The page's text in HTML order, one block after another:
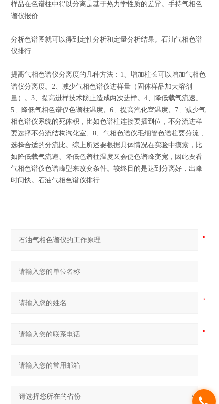
样品在色谱柱中得以分离是基于热力学性质的差异。手持气相色
谱仪报价
分析色谱图就可以得到定性分析和定量分析结果。石油气相色谱
仪排行
提高气相色谱仪分离度的几种方法：1、增加柱长可以增加气相色
谱仪分离度。2、减少气相色谱仪进样量（固体样品加大溶剂
量）。3、提高进样技术防止造成两次进样。4、降低载气流速。
5、降低气相色谱仪色谱柱温度。6、提高汽化室温度。7、减少气
相色谱仪系统的死体积，比如色谱柱连接要插到位，不分流进样
要选择不分流结构汽化室。8、气相色谱仪毛细管色谱柱要分流，
选择合适的分流比。综上所述要根据具体情况在实验中摸索，比
如降低载气流速、降低色谱柱温度又会使色谱峰变宽，因此要看
气相色谱仪色谱峰型来改变条件。较终目的是达到分离好，出峰
时间快。石油气相色谱仪排行